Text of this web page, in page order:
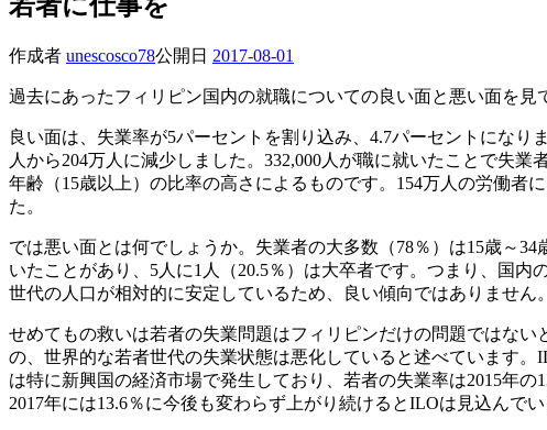
作成者 unescosco78公開日 2017-08-01
過去にあったフィリピン国内の就職についての良い面と悪い面を見
良い面は、失業率が5パーセントを割り込み、4.7パーセントにな
人から204万人に減少しました。332,000人が職に就いたことで失
年齢（15歳以上）の比率の高さによるものです。154万人の労働者
た。
では悪い面とは何でしょうか。失業者の大多数（78％）は15歳～
いたことがあり、5人に1人（20.5％）は大卒者です。つまり、国
世代の人口が相対的に安定しているため、良い傾向ではありませ
せめてもの救いは若者の失業問題はフィリピンだけの問題ではな
の、世界的な若者世代の失業状態は悪化していると述べています
は特に新興国の経済市場で発生しており、若者の失業率は2015年
2017年には13.6％に今後も変わらず上がり続けるとILOは見込んで